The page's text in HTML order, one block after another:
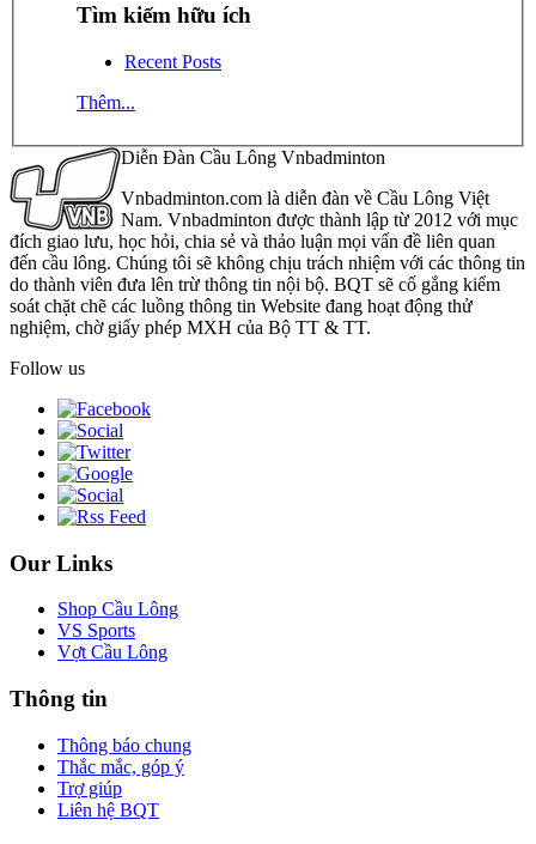
Tìm kiếm hữu ích
Recent Posts
Thêm...
Diễn Đàn Cầu Lông Vnbadminton
Vnbadminton.com là diễn đàn về Cầu Lông Việt
Nam. Vnbadminton được thành lập từ 2012 với mục
đích giao lưu, học hỏi, chia sẻ và thảo luận mọi vấn đề liên quan
đến cầu lông. Chúng tôi sẽ không chịu trách nhiệm với các thông tin
do thành viên đưa lên trừ thông tin nội bộ. BQT sẽ cố gắng kiểm
soát chặt chẽ các luồng thông tin Website đang hoạt động thử
nghiệm, chờ giấy phép MXH của Bộ TT & TT.
Follow us
Our Links
Shop Cầu Lông
VS Sports
Vợt Cầu Lông
Thông tin
Thông báo chung
Thắc mắc, góp ý
Trợ giúp
Liên hệ BQT